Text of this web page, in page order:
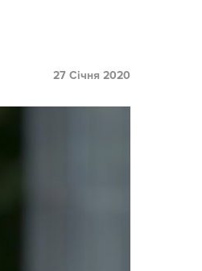
27 Січня 2020